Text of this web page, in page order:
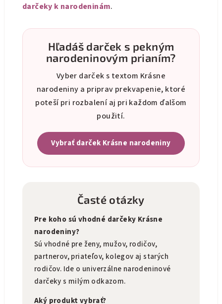
darčeky k narodeninám.
Hľadáš darček s pekným
narodeninovým prianím?
Vyber darček s textom Krásne
narodeniny a priprav prekvapenie, ktoré
poteší pri rozbalení aj pri každom ďalšom
použití.
Vybrať darček Krásne narodeniny
Časté otázky
Pre koho sú vhodné darčeky Krásne
narodeniny?
Sú vhodné pre ženy, mužov, rodičov,
partnerov, priateľov, kolegov aj starých
rodičov. Ide o univerzálne narodeninové
darčeky s milým odkazom.
Aký produkt vybrať?